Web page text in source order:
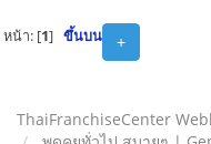
+
หน้า: [1] ขึ้นบน
ThaiFranchiseCenter